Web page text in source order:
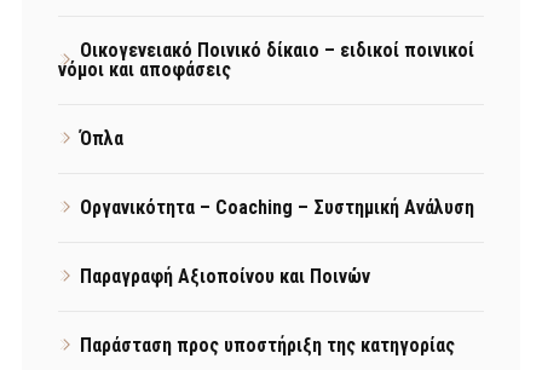
Οικογενειακό Ποινικό δίκαιο – ειδικοί ποινικοί
νόμοι και αποφάσεις
Όπλα
Οργανικότητα – Coaching – Συστημική Ανάλυση
Παραγραφή Αξιοποίνου και Ποινών
Παράσταση προς υποστήριξη της κατηγορίας